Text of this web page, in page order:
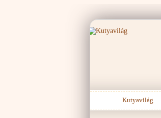
Kutyavilág